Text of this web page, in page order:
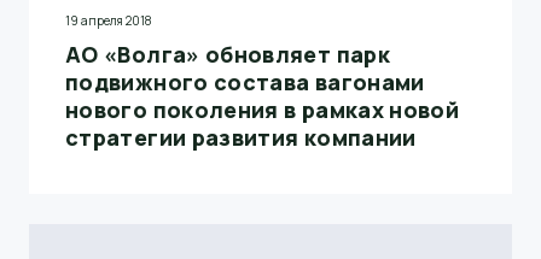
19 апреля 2018
АО «Волга» обновляет парк
подвижного состава вагонами
нового поколения в рамках новой
стратегии развития компании